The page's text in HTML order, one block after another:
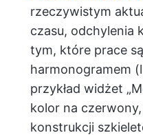
rzeczywistym
czasu, odchylenia
tym, które prace
harmonogramem
przykład widżet
kolor na
konstrukcji